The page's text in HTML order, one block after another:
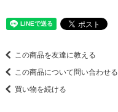
この商品を友達に教える
この商品について問い合わせる
買い物を続ける